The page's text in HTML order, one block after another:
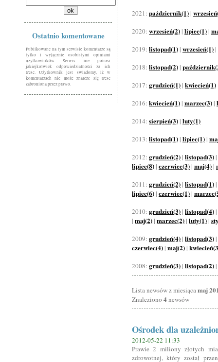
Ostatnio komentowane
Publikowane na tym serwisie komentarze są
tylko i wyłącznie osobistymi opiniami
użytkowników. Serwis nie ponosi
jakiejkolwiek odpowiedzialności za ich
treść. Użytkownik jest świadomy, iż w
komentarzach nie może znaleźć się treść
zabroniona przez prawo.
2021: październik(1) |
2020: wrzesień(2) | lipiec(1) |
2019: listopad(1) | wrzesień(1) |
2018: listopad(2) |
2017: grudzień(1) | kwiecień(1)
2016: kwiecień(1) | marzec(3) |
2014: sierpień(3) | luty(1)
2013: listopad(1) | lipiec(1) |
2012: grudzień(2) | listopad(3) |
lipiec(8) | czerwiec(3) | maj(4) |
2011: grudzień(2) | listopad(1) |
lipiec(6) | czerwiec(1) |
2010: grudzień(3) | listopad(4) |
| maj(2) | marzec(2) | luty(1) |
2009: grudzień(4) | listopad(3) |
czerwiec(4) | maj(2) |
2008: grudzień(3) | listopad(2) |
Lista newsów z miesiącamaj
Znaleziono 4newsów
Ośrodek dla
2012-05-22 11:33
Prawie 2 miliony złotych
zdrowotnej, który został